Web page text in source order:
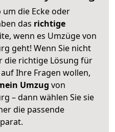
um die Ecke oder
das richtige
wenn es Umzüge von
geht! Wenn Sie nicht
die richtige Lösung für
Ihre Fragen wollen,
Umzug von
– dann wählen Sie sie
die passende